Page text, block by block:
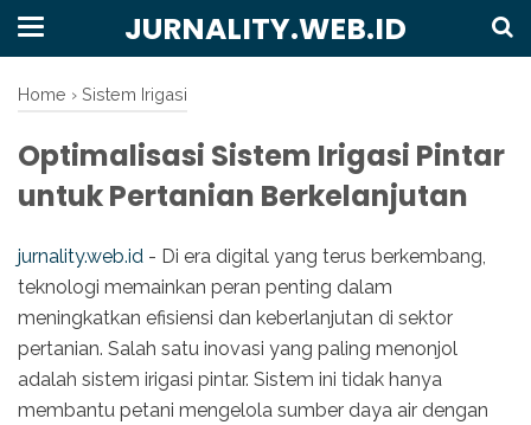
JURNALITY.WEB.ID
Home › Sistem Irigasi
Optimalisasi Sistem Irigasi Pintar
untuk Pertanian Berkelanjutan
jurnality.web.id - Di era digital yang terus berkembang,
teknologi memainkan peran penting dalam
meningkatkan efisiensi dan keberlanjutan di sektor
pertanian. Salah satu inovasi yang paling menonjol
adalah sistem irigasi pintar. Sistem ini tidak hanya
membantu petani mengelola sumber daya air dengan